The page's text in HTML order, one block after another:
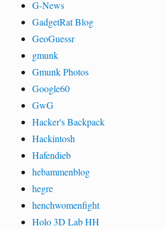
G-News
GadgetRat Blog
GeoGuessr
gmunk
Gmunk Photos
Google60
GwG
Hacker's Backpack
Hackintosh
Hafendieb
hebammenblog
hegre
henchwomenfight
Holo 3D Lab HH